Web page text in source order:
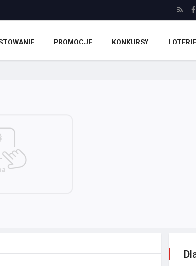
PROMOCJE KONKURSY LOTERIE